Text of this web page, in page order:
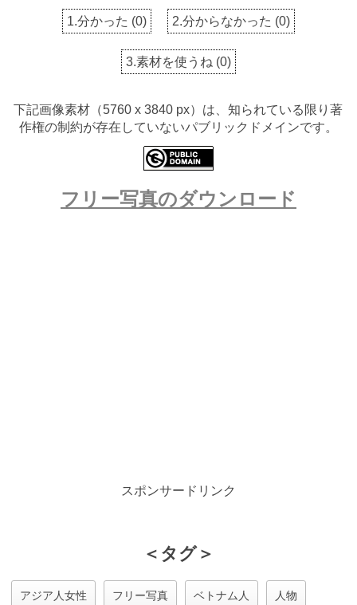
1.分かった (0) 2.分からなかった (0)
3.素材を使うね (0)
下記画像素材（5760 x 3840 px）は、知られている限り著
作権の制約が存在していないパブリックドメインです。
フリー写真のダウンロード
スポンサードリンク
＜タグ＞
アジア人女性 フリー写真 ベトナム人 人物